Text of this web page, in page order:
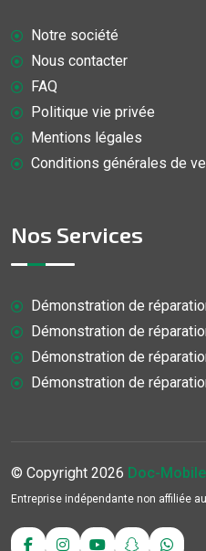
Notre société
Nous contacter
FAQ
Politique vie privée
Mentions légales
Conditions générales de
Nos Services
Démonstration de
Démonstration de
Démonstration de
Démonstration de
© Copyright 2026 Doc-Mobile
Entreprise indépendante non affiliée